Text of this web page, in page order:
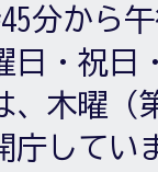
分から
日・祝日
、木曜（
庁してい